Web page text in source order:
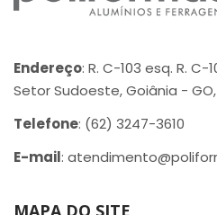
Endereço: R. C-103 esq. R. C-
Setor Sudoeste, Goiânia -
Telefone: (62) 3247-3610
E-mail: